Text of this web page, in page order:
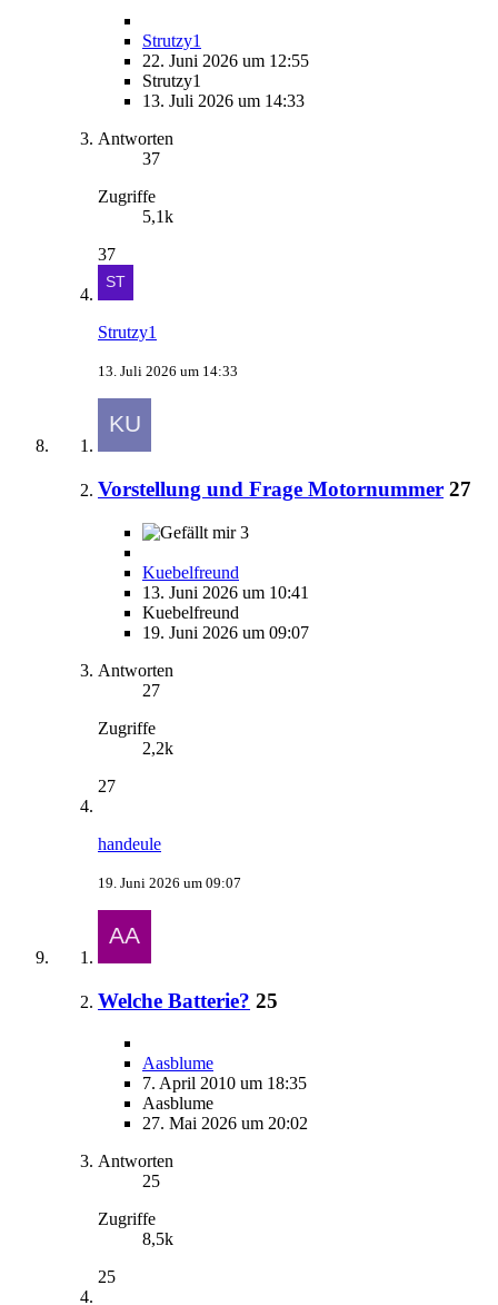
Strutzy1
22. Juni 2026 um 12:55
Strutzy1
13. Juli 2026 um 14:33
Antworten
37
Zugriffe
5,1k
37
Strutzy1
13. Juli 2026 um 14:33
Vorstellung und Frage Motornummer 27
3
Kuebelfreund
13. Juni 2026 um 10:41
Kuebelfreund
19. Juni 2026 um 09:07
Antworten
27
Zugriffe
2,2k
27
handeule
19. Juni 2026 um 09:07
Welche Batterie? 25
Aasblume
7. April 2010 um 18:35
Aasblume
27. Mai 2026 um 20:02
Antworten
25
Zugriffe
8,5k
25